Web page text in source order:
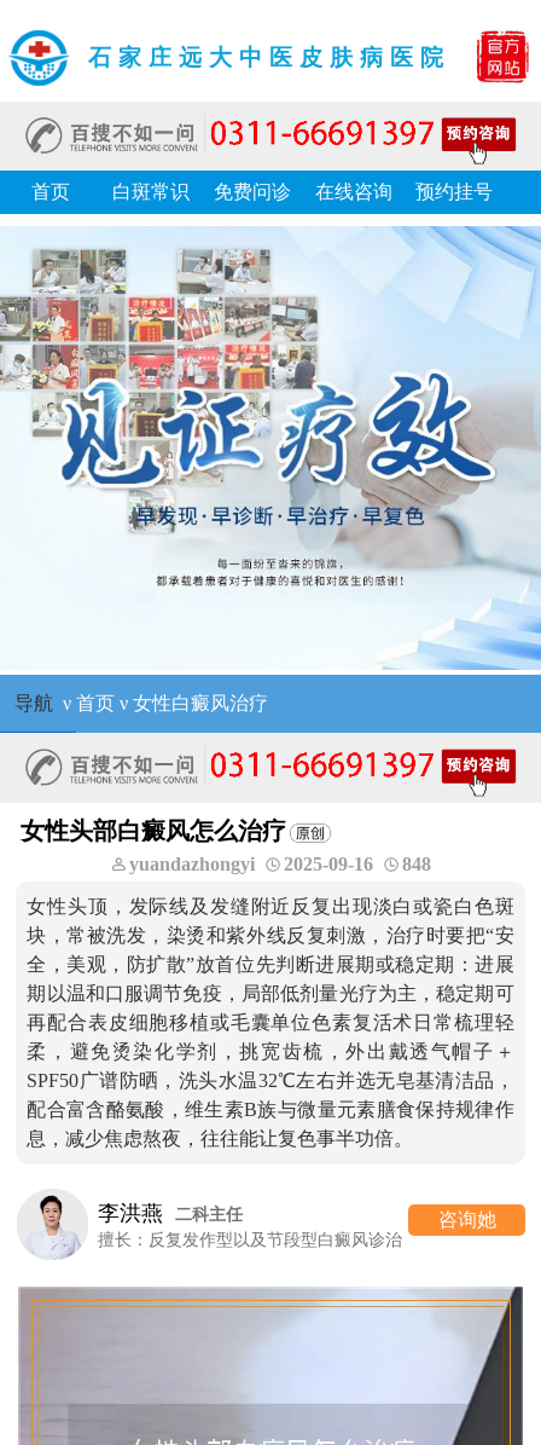
石家庄远大中医皮肤病医院
首页 白斑常识 免费问诊 在线咨询 预约挂号
导航 ν 首页ν 女性白癜风治疗
女性头部白癜风怎么治疗
yuandazhongyi 2025-09-16 848
女性头顶，发际线及发缝附近反复出现淡白或瓷白色斑
块，常被洗发，染烫和紫外线反复刺激，治疗时要把“安
全，美观，防扩散”放首位先判断进展期或稳定期：进展
期以温和口服调节免疫，局部低剂量光疗为主，稳定期可
再配合表皮细胞移植或毛囊单位色素复活术日常梳理轻
柔，避免烫染化学剂，挑宽齿梳，外出戴透气帽子＋
SPF50广谱防晒，洗头水温32℃左右并选无皂基清洁品，
配合富含酪氨酸，维生素B族与微量元素膳食保持规律作
息，减少焦虑熬夜，往往能让复色事半功倍。
李洪燕
二科主任
擅长：反复发作型以及节段型白癜风诊治
咨询她